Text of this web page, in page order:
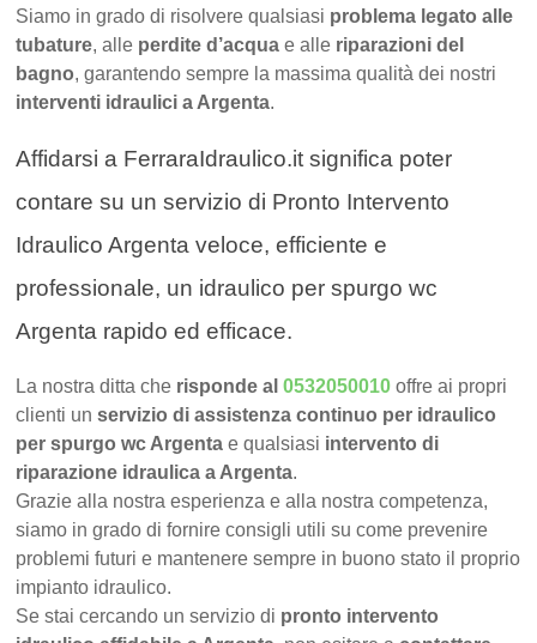
Siamo in grado di risolvere qualsiasi problema legato alle
tubature, alle perdite d’acqua e alle riparazioni del
bagno, garantendo sempre la massima qualità dei nostri
interventi idraulici a Argenta.
Affidarsi a FerraraIdraulico.it significa poter
contare su un servizio di Pronto Intervento
Idraulico Argenta veloce, efficiente e
professionale, un idraulico per spurgo wc
Argenta rapido ed efficace.
La nostra ditta che risponde al0532050010 offre ai propri
clienti unservizio di assistenza continuo per idraulico
per spurgo wc Argenta e qualsiasi intervento di
riparazione idraulica a Argenta.
Grazie alla nostra esperienza e alla nostra competenza,
siamo in grado di fornire consigli utili su come prevenire
problemi futuri e mantenere sempre in buono stato il proprio
impianto idraulico.
Se stai cercando un servizio di pronto intervento